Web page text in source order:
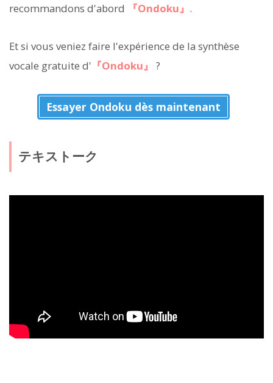
recommandons d'abord
『Ondoku』 .
Et si vous veniez faire l'expérience de la synthèse
vocale gratuite d' 『Ondoku』 ?
Essayer Ondoku dès maintenant
テキストーク